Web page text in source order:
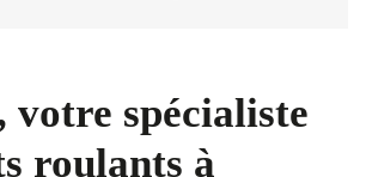
votre spécialiste
roulants à